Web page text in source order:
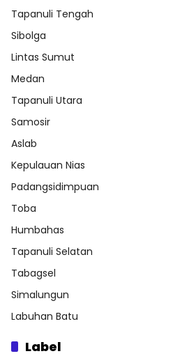
Tapanuli Tengah
Sibolga
Lintas Sumut
Medan
Tapanuli Utara
Samosir
Aslab
Kepulauan Nias
Padangsidimpuan
Toba
Humbahas
Tapanuli Selatan
Tabagsel
Simalungun
Labuhan Batu
Label